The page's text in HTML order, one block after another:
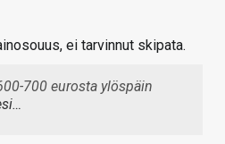
ei tarvinnut skipata.
700 eurosta ylöspäin